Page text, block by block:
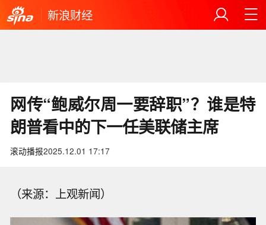
新浪财经
网传“鲍威尔周一要辞职”？谁是特
朗普看中的下一任美联储主席
滚动播报2025.12.01 17:17
（来源：上观新闻）